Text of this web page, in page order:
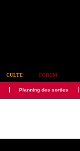
CULTE FORUM
Planning des sorties